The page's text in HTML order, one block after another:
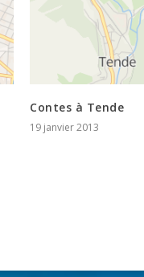
Contes à Tende
19 janvier 2013